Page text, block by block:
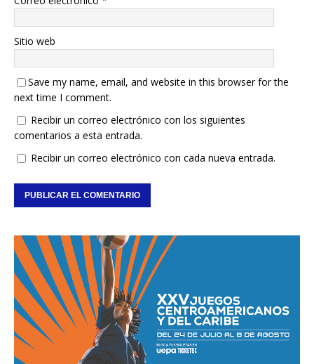
Sitio web
Save my name, email, and website in this browser for the
next time I comment.
Recibir un correo electrónico con los siguientes
comentarios a esta entrada.
Recibir un correo electrónico con cada nueva entrada.